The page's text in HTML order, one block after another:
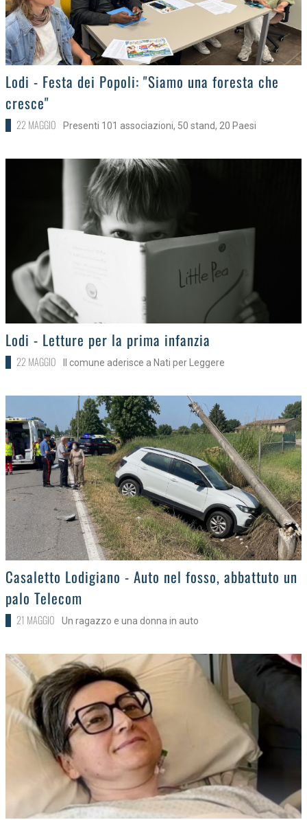
>Lodi - Festa dei Popoli: "Siamo una foresta che
cresce"
22 MAGGIO Presenti 101 associazioni, 50 stand, 20 Paesi
>Lodi - Letture per la prima infanzia
22 MAGGIO Il comune aderisce a Nati per Leggere
>
Casaletto Lodigiano - Auto nel fosso, abbattuto un
palo Telecom
21 MAGGIO Un ragazzo e una donna in auto